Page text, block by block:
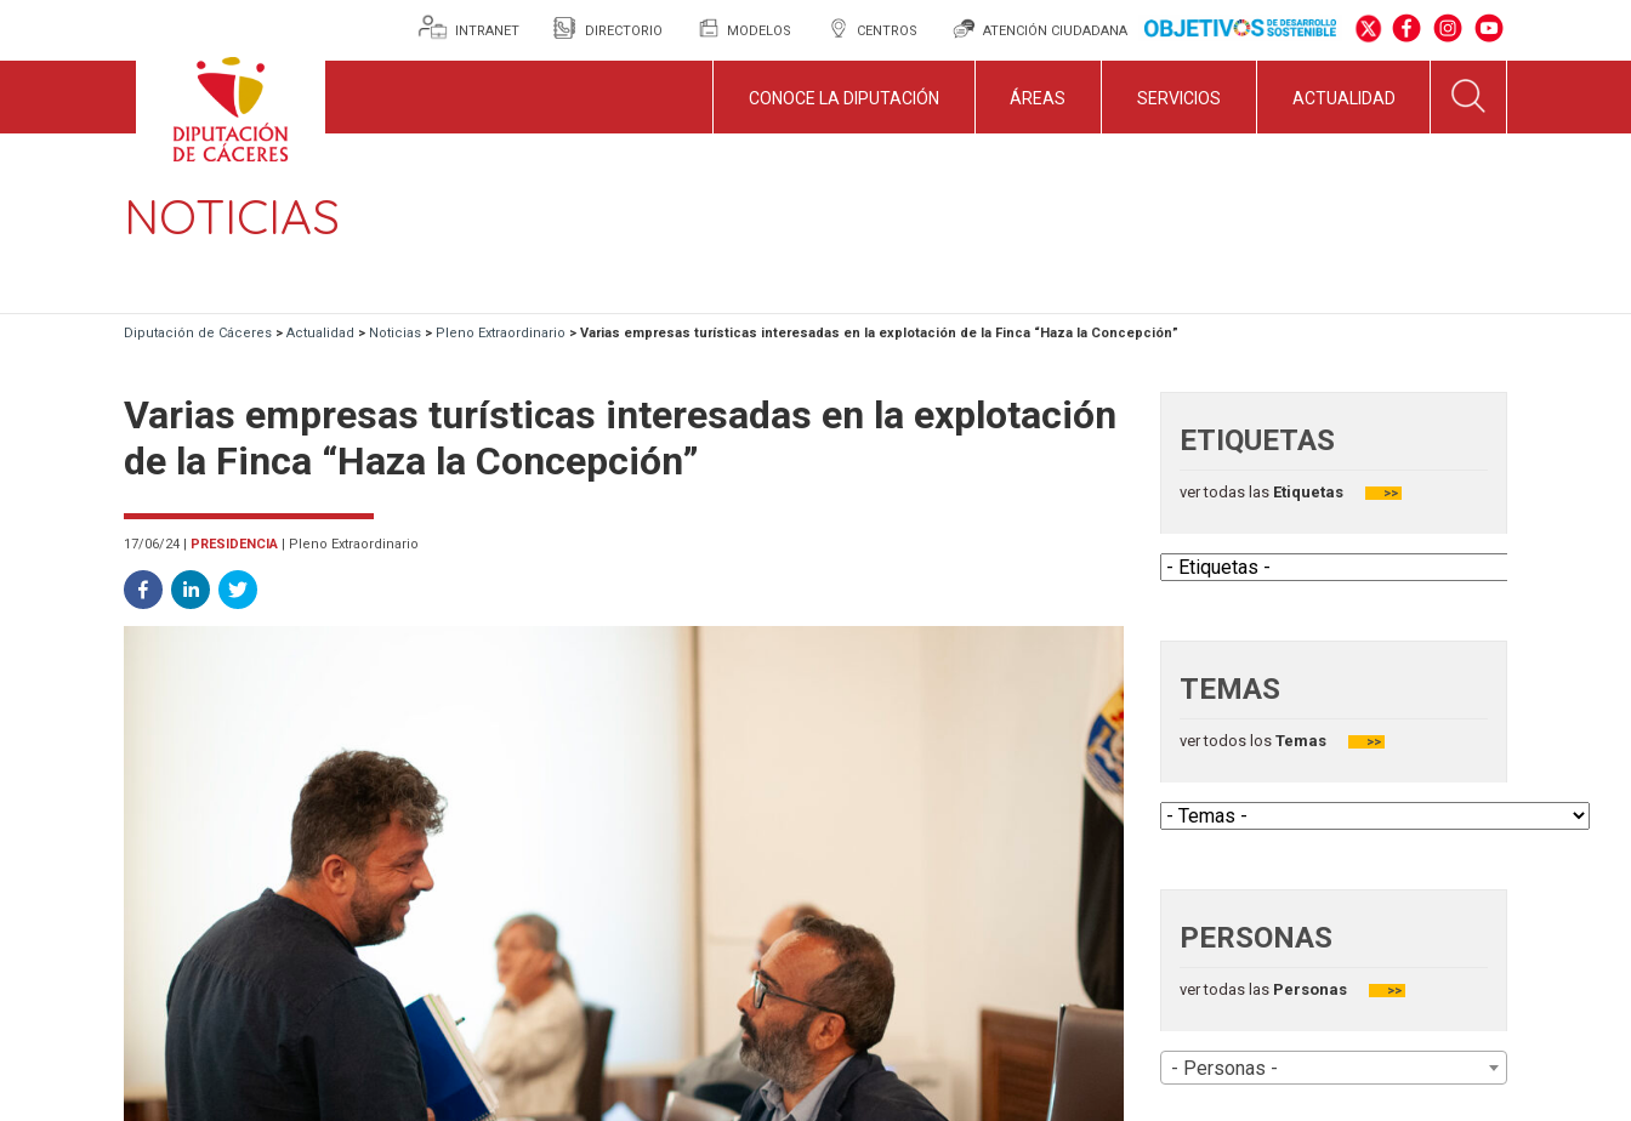
INTRANET DIRECTORIO MODELOS CENTROS ATENCIÓN CIUDADANA
CONOCE LA DIPUTACIÓN ÁREAS SERVICIOS ACTUALIDAD
NOTICIAS
Diputación de Cáceres > Actualidad > Noticias > Pleno Extraordinario > Varias empresas turísticas interesadas en la explotación de la Finca “Haza la Concepción”
Varias empresas turísticas interesadas en la explotación
de la Finca “Haza la Concepción”
17/06/24 | PRESIDENCIA | Pleno Extraordinario
ETIQUETAS
ver todas las Etiquetas >>
TEMAS
ver todos los Temas >>
PERSONAS
ver todas las Personas >>
- Personas -